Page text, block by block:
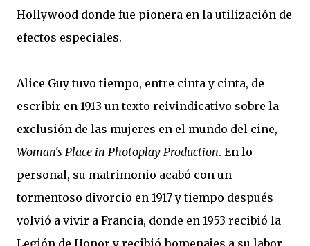
Hollywood donde fue pionera en la utilización de
efectos especiales.
Alice Guy tuvo tiempo, entre cinta y cinta, de
escribir en 1913 un texto reivindicativo sobre la
exclusión de las mujeres en el mundo del cine,
Woman's Place in Photoplay Production. En lo
personal, su matrimonio acabó con un
tormentoso divorcio en 1917 y tiempo después
volvió a vivir a Francia, donde en 1953 recibió la